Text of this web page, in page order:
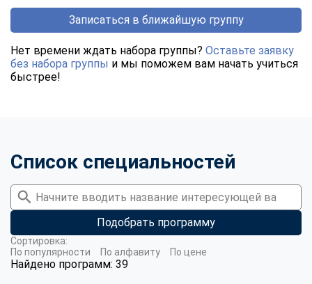
Записаться в ближайшую группу
Нет времени ждать набора группы? Оставьте заявку
без набора группы и мы поможем вам начать учиться
быстрее!
Список специальностей
Подобрать программу
Найдено программ: 39
Сортировка:
По популярности
По алфавиту По цене